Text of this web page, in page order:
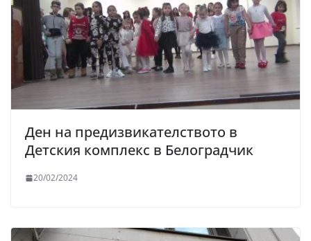
Ден на предизвикателството в
Детския комплекс в Белоградчик
20/02/2024